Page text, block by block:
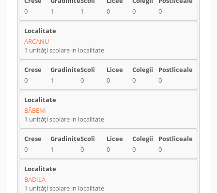
0 1 1 0 0 0
ARCANU
1 unități scolare in localitate
0 1 0 0 0 0
BĂBENI
1 unități scolare in localitate
0 1 0 0 0 0
BADILA
1 unități scolare in localitate